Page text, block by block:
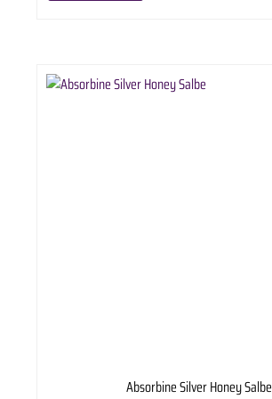
Absorbine Silver Honey Salbe